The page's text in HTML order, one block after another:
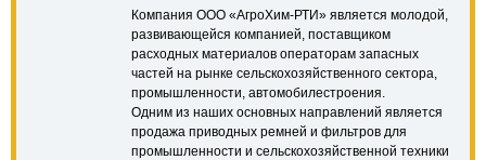
Компания ООО «АгроХим-РТИ» является молодой,
развивающейся компанией, поставщиком
расходных материалов операторам запасных
частей на рынке сельскохозяйственного сектора,
промышленности, автомобилестроения.
Одним из наших основных направлений является
продажа приводных ремней и фильтров для
промышленности и сельскохозяйственной техники